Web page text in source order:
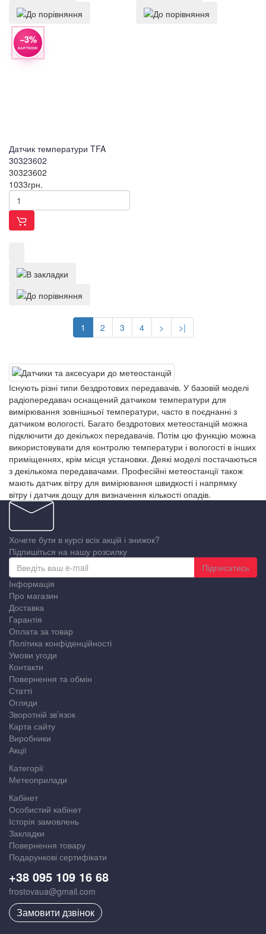
−3%
КАРТКОЮ
Датчик температури TFA
30323602
30323602
1033грн.
1 2 3 4 > >|
Існують різні типи бездротових передавачів. У базовій моделі
радіопередавач оснащений датчиком температури для
вимірювання зовнішньої температури, часто в поєднанні з
датчиком вологості. Багато бездротових метеостанцій можна
підключити до декількох передавачів. Потім цю функцію можна
використовувати для контролю температури і вологості в інших
приміщеннях, крім місця установки. Деякі моделі постачаються
з декількома передавачами. Професійні метеостанції також
мають датчик вітру для вимірювання швидкості і напрямку
вітру і датчик дощу для визначення кількості опадів.
Хочете бути в курсі всіх акцій і знижок?
Підпишіться на нашу розсилку
Підписатись
Інформація
Про магазин
Доставка
Гарантія
Оплата за товар
Політика конфіденційності
Умови угоди
Контакти
Повернення та обмін
Статті
Огляди
Зворотній зв’язок
Карта сайту
Виробники
Акції
Категорії
Метеоприлади
Кабінет
Особистий кабінет
Історія замовлень
Закладки
Повернення товару
Подарункові сертифікати
+38 095 109 16 68
frostovaua@gmail.com
Замовити дзвінок